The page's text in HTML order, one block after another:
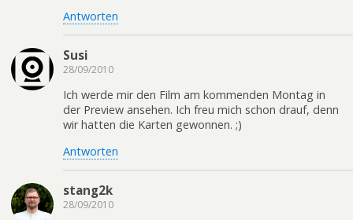
Antworten
Susi
28/09/2010
Ich werde mir den Film am kommenden Montag in
der Preview ansehen. Ich freu mich schon drauf, denn
wir hatten die Karten gewonnen. ;)
Antworten
stang2k
28/09/2010